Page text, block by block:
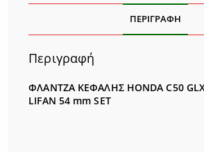
ΠΕΡΙΓΡΑΦΉ
Περιγραφή
ΦΛΑΝΤΖΑ ΚΕΦΑΛΗΣ HONDA C50 GLX
LIFAN 54 mm SET